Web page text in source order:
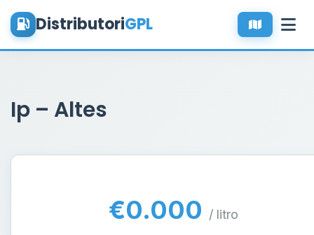
DistributoriGPL
Ip – Altes
€0.000 / litro